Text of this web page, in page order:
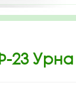
23 Урна